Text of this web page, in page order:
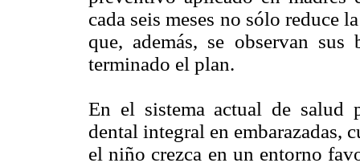
cada seis meses no sólo reduce
que, además, se observan
terminado el plan.
En el sistema actual de salud
dental integral en embarazadas,
el niño crezca en un entorno